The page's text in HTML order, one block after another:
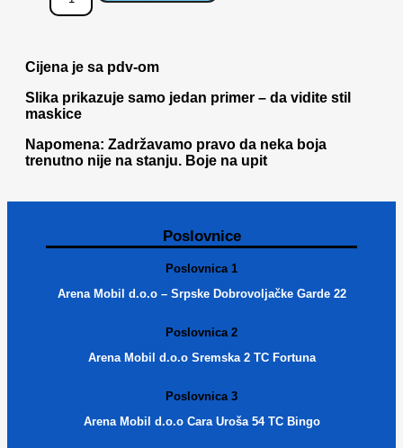
Cijena je sa pdv-om
Slika prikazuje samo jedan primer – da vidite stil
maskice
Napomena: Zadržavamo pravo da neka boja
trenutno nije na stanju. Boje na upit
Poslovnice
Poslovnica 1
Arena Mobil d.o.o – Srpske Dobrovoljačke Garde 22
Poslovnica 2
Arena Mobil d.o.o Sremska 2 TC Fortuna
Poslovnica 3
Arena Mobil d.o.o Cara Uroša 54 TC Bingo